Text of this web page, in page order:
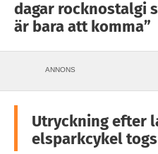
dagar rocknostalgi
är bara att komma”
ANNONS
Utryckning efter
elsparkcykel